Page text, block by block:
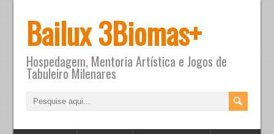
Bailux 3Biomas+
Hospedagem, Mentoria Artística e Jogos de
Tabuleiro Milenares